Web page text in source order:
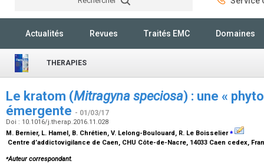
Actualités Revues Traités EMC Domaines
THERAPIES
Le kratom (Mitragyna speciosa) : une «
émergente - 01/03/17
Doi : 10.1016/j.therap.2016.11.028
M. Bernier, L. Hamel, B. Chrétien, V. Lelong-Boulouard, R. Le Boisselier⁎
Centre d’addictovigilance de Caen, CHU Côte-de-Nacre, 14033 Caen cedex,
⁎Auteur correspondant.